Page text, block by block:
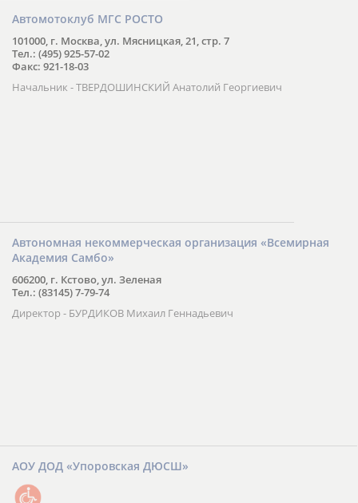
Автомотоклуб МГС РОСТО
101000, г. Москва, ул. Мясницкая, 21, стр. 7
Тел.: (495) 925-57-02
Факс: 921-18-03
Начальник - ТВЕРДОШИНСКИЙ Анатолий Георгиевич
Автономная некоммерческая организация «Всемирная
Академия Самбо»
606200, г. Кстово, ул. Зеленая
Тел.: (83145) 7-79-74
Директор - БУРДИКОВ Михаил Геннадьевич
АОУ ДОД «Упоровская ДЮСШ»